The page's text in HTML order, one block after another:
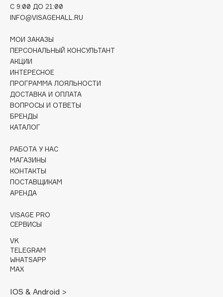
Clinique
Clive Christian
Collagenina
Consly
Corimo
CosRX
Cottolina
Crescina
Curaprox
D
DABO
Darphin
Davines
Deonica
Dessange
C 9:00 ДО 21:00
INFO@VISAGEHALL.RU
МОИ ЗАКАЗЫ
ПЕРСОНАЛЬНЫЙ КОНСУЛЬТАНТ
АКЦИИ
ИНТЕРЕСНОЕ
ПРОГРАММА ЛОЯЛЬНОСТИ
ДОСТАВКА И ОПЛАТА
ВОПРОСЫ И ОТВЕТЫ
БРЕНДЫ
КАТАЛОГ
РАБОТА У НАС
МАГАЗИНЫ
КОНТАКТЫ
ПОСТАВЩИКАМ
АРЕНДА
VISAGE PRO
СЕРВИСЫ
VK
TELEGRAM
WHATSAPP
MAX
IOS & Android >